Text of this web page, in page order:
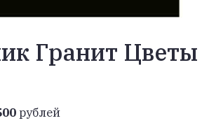
Гранит Цветы
рублей